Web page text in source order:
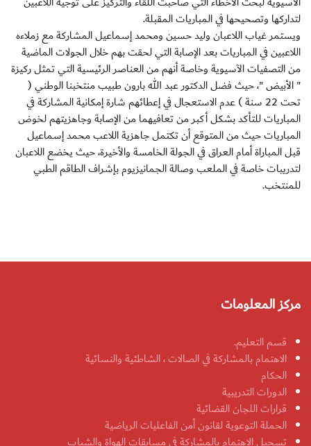
لتداركها وتصحيحها في المباريات المقبلة.
ويستمر غياب اللاعبان وليد حسين ومحمد إسماعيل المشاركة مع زملاءه
اللاعبين في المباريات بعد الإصابة التي لحقت بهم خلال الجولات الماضية
من التصفيات الآسيوية وخاصة أنهم من العناصر الرئيسية التي تمثل ركيزة
" الأبيض "، حيث فضل الدكتور عبد الله بارون طبيب منتخبنا الوطني (
تحت 22 سنة ) عدم الاستعجال في إعطائهم شارة إمكانية المشاركة في
المباريات للتأكد بشكل أكبر من تعافيهما من الإصابة وجاهزيتهم لخوض
المباريات حيث من المتوقع أن تكتمل جاهزية اللاعب محمد إسماعيل
قبل المباراة أمام العراق في الجولة الخامسة والأخيرة، حيث يخضع اللاعبان
لتدريبات خاصة في الملعب وصالة الجمانيزيوم بإشراف الطاقم الطبي
للمنتخب.
مركز المعلومات
قسم التعليم.
الاهتمام بالمشاركة في الصالات ، الشاطئية والنسائية
الحكام
الدورات التدريبية
قرارات اللجان القضائية
الحملة التوعوية لقانون أمن الفاعليات الرياضية
تسجيل الاهتمام بالمشاركة في مسابقات الهواة والشباب